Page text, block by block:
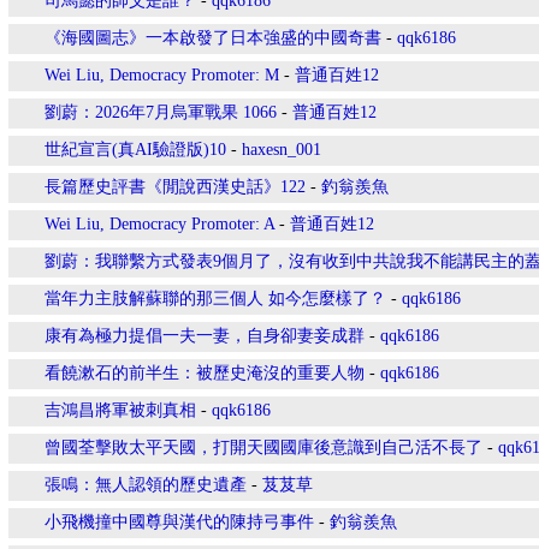
《海國圖志》一本啟發了日本強盛的中國奇書 - qqk6186
Wei Liu, Democracy Promoter: M - 普通百姓12
劉蔚：2026年7月烏軍戰果 1066 - 普通百姓12
世紀宣言(真AI驗證版)10 - haxesn_001
長篇歷史評書《閒說西漢史話》122 - 釣翁羨魚
Wei Liu, Democracy Promoter: A- 普通百姓12
劉蔚：我聯繫方式發表9個月了，沒有收到中共說我不能講民主的
當年力主肢解蘇聯的那三個人 如今怎麼樣了？ - qqk6186
康有為極力提倡一夫一妻，自身卻妻妾成群 - qqk6186
看饒漱石的前半生：被歷史淹沒的重要人物 - qqk6186
吉鴻昌將軍被刺真相 - qqk6186
曾國荃擊敗太平天國，打開天國國庫後意識到自己活不長了 -
張鳴：無人認領的歷史遺產 - 芨芨草
小飛機撞中國尊與漢代的陳持弓事件 - 釣翁羨魚